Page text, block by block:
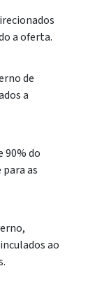
a oferta.
de
a
90% do
as
ao